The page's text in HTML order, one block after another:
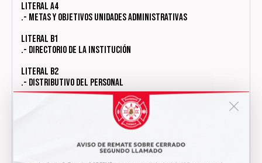
Literal a4
.- Metas y objetivos unidades administrativas
Literal b1
.- Directorio de la Institución
Literal b2
.- Distributivo del Personal
.- Remuneración mensual por puesto
.- Servicios que ofrece y la forma de acceder a ellos